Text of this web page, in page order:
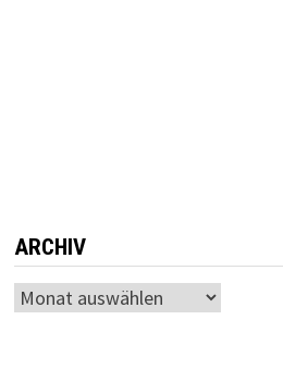
ARCHIV
Archiv